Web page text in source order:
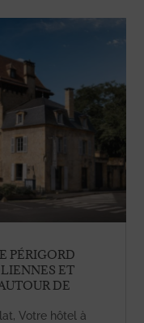
PÉRIGORD
ET
DE
,Votre hôtel à